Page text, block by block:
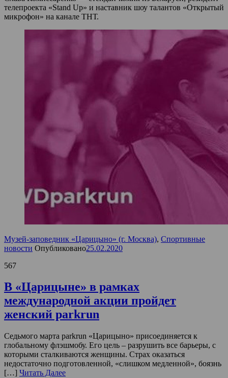
телепроекта «Stand Up» и наставник шоу талантов «Открытый
микрофон» на канале ТНТ.
Музей-заповедник «Царицыно» (г. Москва), Спортивные
новости Опубликовано25.02.2020
567
В «Царицыне» в рамках
международной акции пройдет
женский parkrun
Седьмого марта parkrun «Царицыно» присоединяется к
глобальному флэшмобу. Его цель – разрушить все барьеры, с
которыми сталкиваются женщины. Страх оказаться
недостаточно подготовленной, «слишком медленной», боязнь
[…] Читать Далее